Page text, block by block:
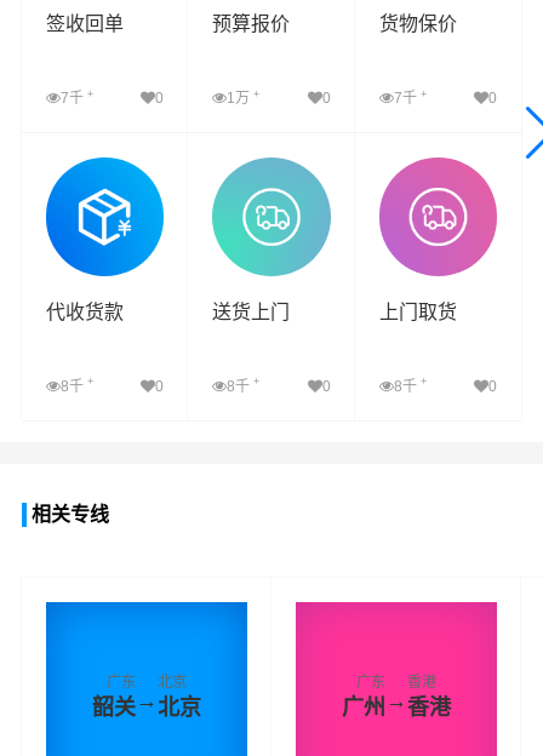
签收回单
7千 + 0
查看详细
预算报价
1万+ 0
查看详细
货物保价
7千 + 0
查看详细
代收货款
8千 + 0
送货上门
8千+ 0
上门取货
8千 + 0
相关专线
广东
韶关→
北京
北京
广东
广州 →
香港
香港